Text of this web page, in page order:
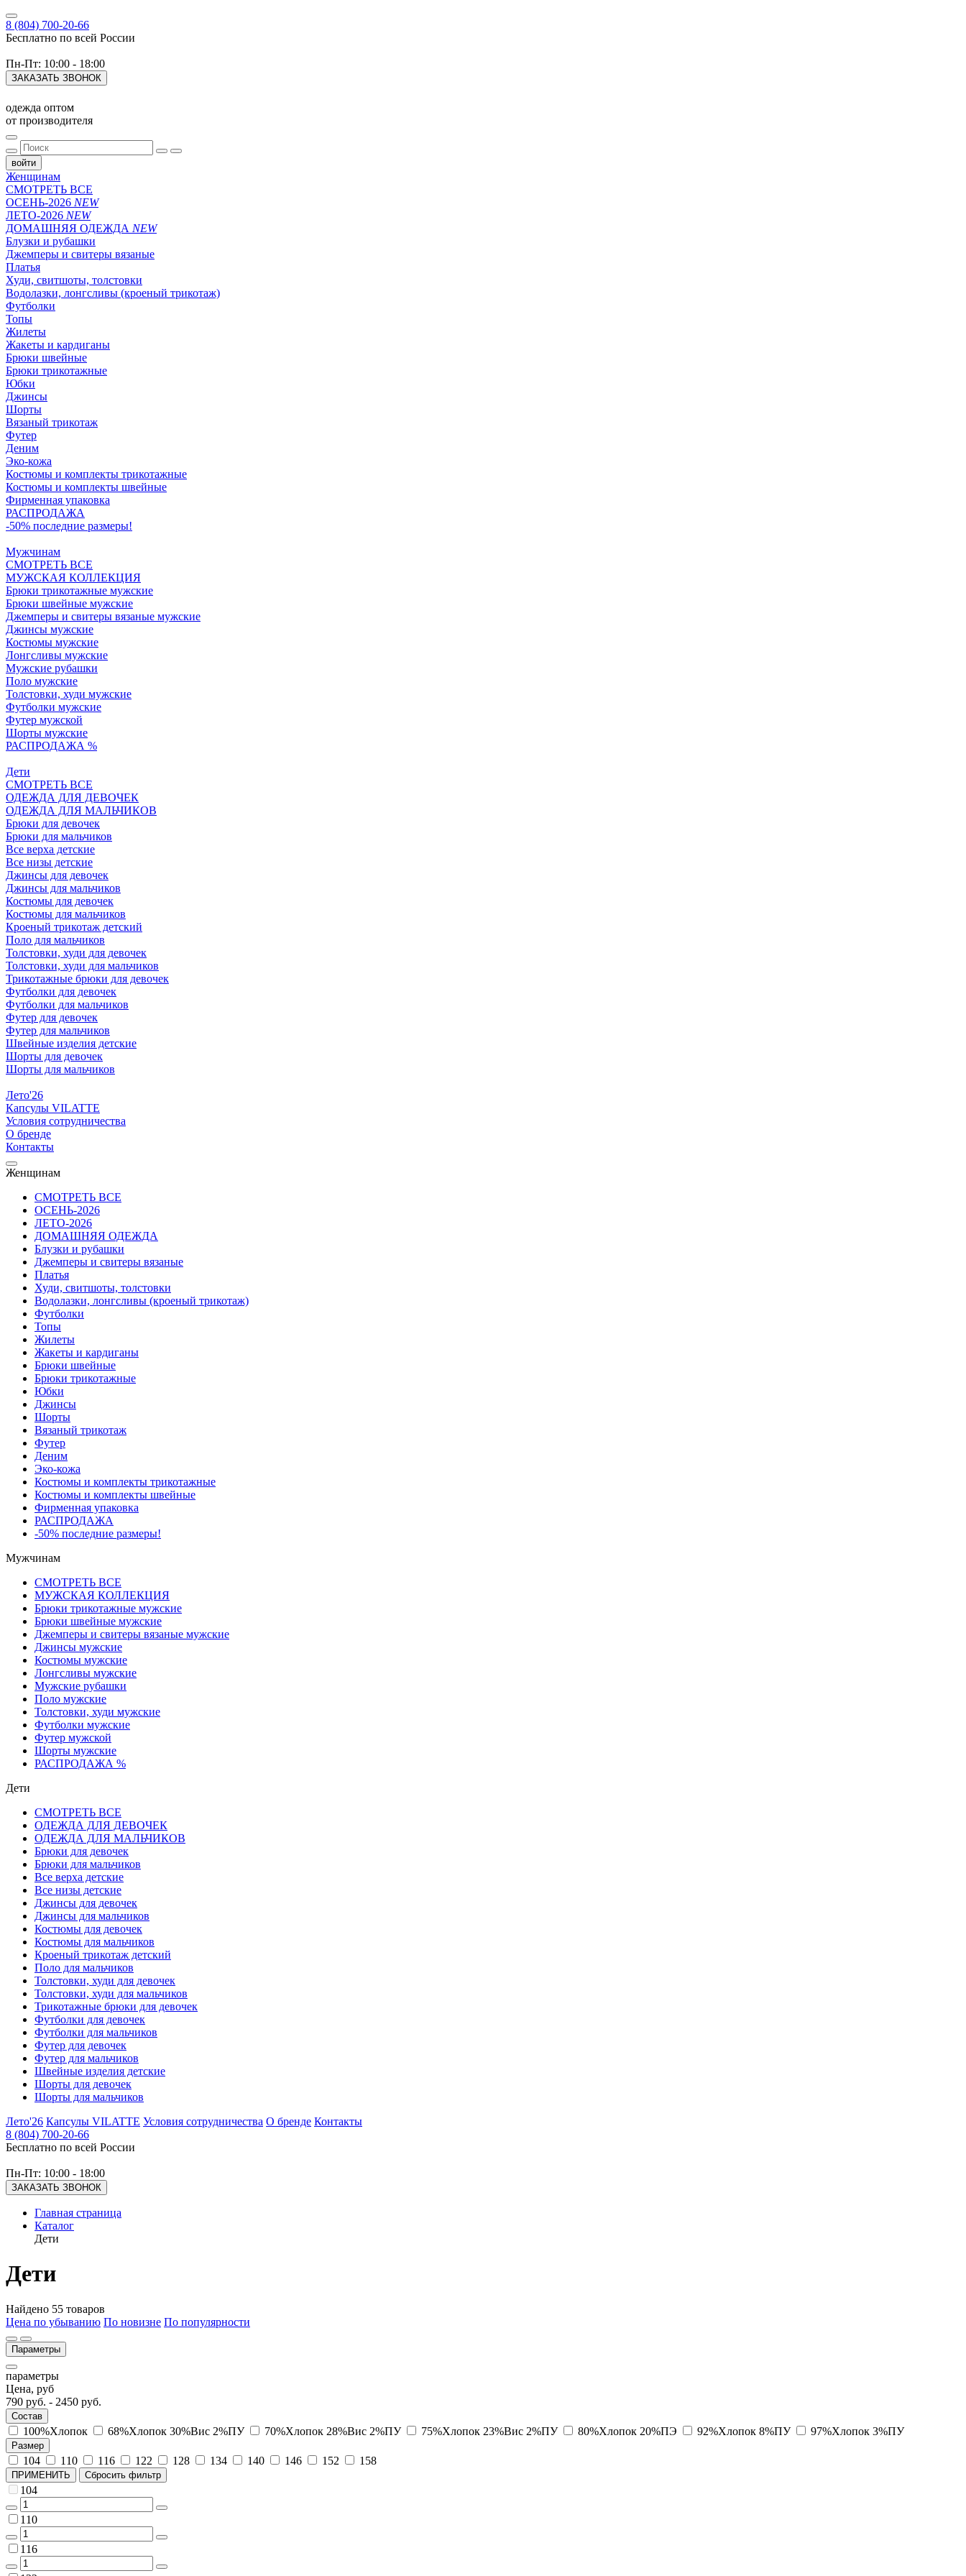
8 (804) 700-20-66
Бесплатно по всей России
Пн-Пт: 10:00 - 18:00
ЗАКАЗАТЬ ЗВОНОК
одежда оптом
от производителя
войти
Женщинам
СМОТРЕТЬ ВСЕ
ОСЕНЬ-2026 NEW
ЛЕТО-2026 NEW
ДОМАШНЯЯ ОДЕЖДА NEW
Блузки и рубашки
Джемперы и свитеры вязаные
Платья
Худи, свитшоты, толстовки
Водолазки, лонгсливы (кроеный трикотаж)
Футболки
Топы
Жилеты
Жакеты и кардиганы
Брюки швейные
Брюки трикотажные
Юбки
Джинсы
Шорты
Вязаный трикотаж
Футер
Деним
Эко-кожа
Костюмы и комплекты трикотажные
Костюмы и комплекты швейные
Фирменная упаковка
РАСПРОДАЖА
-50% последние размеры!
Мужчинам
СМОТРЕТЬ ВСЕ
МУЖСКАЯ КОЛЛЕКЦИЯ
Брюки трикотажные мужские
Брюки швейные мужские
Джемперы и свитеры вязаные мужские
Джинсы мужские
Костюмы мужские
Лонгсливы мужские
Мужские рубашки
Поло мужские
Толстовки, худи мужские
Футболки мужские
Футер мужской
Шорты мужские
РАСПРОДАЖА %
Дети
СМОТРЕТЬ ВСЕ
ОДЕЖДА ДЛЯ ДЕВОЧЕК
ОДЕЖДА ДЛЯ МАЛЬЧИКОВ
Брюки для девочек
Брюки для мальчиков
Все верха детские
Все низы детские
Джинсы для девочек
Джинсы для мальчиков
Костюмы для девочек
Костюмы для мальчиков
Кроеный трикотаж детский
Поло для мальчиков
Толстовки, худи для девочек
Толстовки, худи для мальчиков
Трикотажные брюки для девочек
Футболки для девочек
Футболки для мальчиков
Футер для девочек
Футер для мальчиков
Швейные изделия детские
Шорты для девочек
Шорты для мальчиков
Лето'26
Капсулы VILATTE
Условия сотрудничества
О бренде
Контакты
Женщинам
СМОТРЕТЬ ВСЕ
ОСЕНЬ-2026
ЛЕТО-2026
ДОМАШНЯЯ ОДЕЖДА
Блузки и рубашки
Джемперы и свитеры вязаные
Платья
Худи, свитшоты, толстовки
Водолазки, лонгсливы (кроеный трикотаж)
Футболки
Топы
Жилеты
Жакеты и кардиганы
Брюки швейные
Брюки трикотажные
Юбки
Джинсы
Шорты
Вязаный трикотаж
Футер
Деним
Эко-кожа
Костюмы и комплекты трикотажные
Костюмы и комплекты швейные
Фирменная упаковка
РАСПРОДАЖА
-50% последние размеры!
Мужчинам
СМОТРЕТЬ ВСЕ
МУЖСКАЯ КОЛЛЕКЦИЯ
Брюки трикотажные мужские
Брюки швейные мужские
Джемперы и свитеры вязаные мужские
Джинсы мужские
Костюмы мужские
Лонгсливы мужские
Мужские рубашки
Поло мужские
Толстовки, худи мужские
Футболки мужские
Футер мужской
Шорты мужские
РАСПРОДАЖА %
Дети
СМОТРЕТЬ ВСЕ
ОДЕЖДА ДЛЯ ДЕВОЧЕК
ОДЕЖДА ДЛЯ МАЛЬЧИКОВ
Брюки для девочек
Брюки для мальчиков
Все верха детские
Все низы детские
Джинсы для девочек
Джинсы для мальчиков
Костюмы для девочек
Костюмы для мальчиков
Кроеный трикотаж детский
Поло для мальчиков
Толстовки, худи для девочек
Толстовки, худи для мальчиков
Трикотажные брюки для девочек
Футболки для девочек
Футболки для мальчиков
Футер для девочек
Футер для мальчиков
Швейные изделия детские
Шорты для девочек
Шорты для мальчиков
Лето'26 Капсулы VILATTE Условия сотрудничества О бренде Контакты
8 (804) 700-20-66
Бесплатно по всей России
Пн-Пт: 10:00 - 18:00
ЗАКАЗАТЬ ЗВОНОК
Главная страница
Каталог
Дети
Дети
Найдено 55 товаров
Цена по убыванию По новизне По популярности
Параметры
параметры
Цена, руб
790 руб. - 2450 руб.
Состав
100%Хлопок 68%Хлопок 30%Вис 2%ПУ 70%Хлопок 28%Вис 2%ПУ 75%Хлопок 23%Вис 2%ПУ 80%Хлопок 20%ПЭ 92%Хлопок 8%ПУ 97%Хлопок 3%ПУ
Размер
104 110 116 122 128 134 140 146 152 158
ПРИМЕНИТЬ Сбросить фильтр
104
110
116